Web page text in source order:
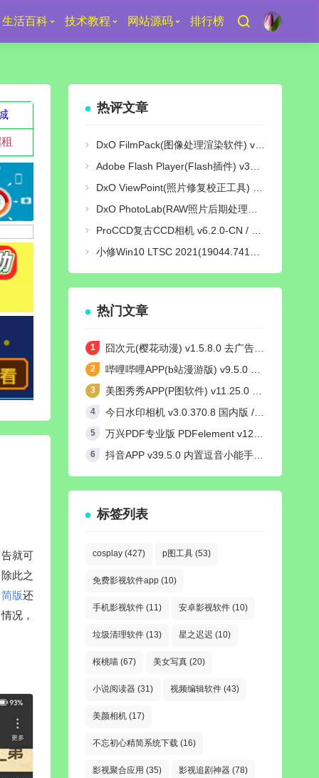
生活百科 技术教程 网站源码 排行榜
就可
此之
版还
况，
热评文章
DxO FilmPack(图像处理渲染软件) v7.25.0 Build 29 中文绿色激活版
Adobe Flash Player(Flash插件) v34.0.0.380 纯净版
DxO ViewPoint(照片修复校正工具) v5.15.0 Build 31 中文绿色便携版
DxO PhotoLab(RAW照片后期处理软件) v9.10 Build 736 中文激活版
ProCCD复古CCD相机 v6.2.0-CN / v3.9.1-GP 解锁终身pro会员版
小修Win10 LTSC 2021(19044.7417) [轻度精简版/极限精简版]
热门文章
囧次元(樱花动漫) v1.5.8.0 去广告纯净版
哔哩哔哩APP(b站漫游版) v9.5.0 哔哩漫游去广告解除版权受限
美图秀秀APP(P图软件) v11.25.0 去广告永久VIP解锁版
今日水印相机 v3.0.370.8 国内版 / v4.2.3 国际版 Timemark高级VIP会员解锁版
万兴PDF专业版 PDFelement v12.1.24 中文绿色完整版
抖音APP v39.5.0 内置逗音小能手模块去广告无水印纯净版
标签列表
cosplay (427) p图工具 (53)
免费影视软件app (10)
手机影视软件 (11) 安卓影视软件 (10)
垃圾清理软件 (13) 星之迟迟 (10)
桜桃喵 (67) 美女写真 (20)
小说阅读器 (31) 视频编辑软件 (43)
美颜相机 (17)
不忘初心精简系统下载 (16)
影视聚合应用 (35) 影视追剧神器 (78)